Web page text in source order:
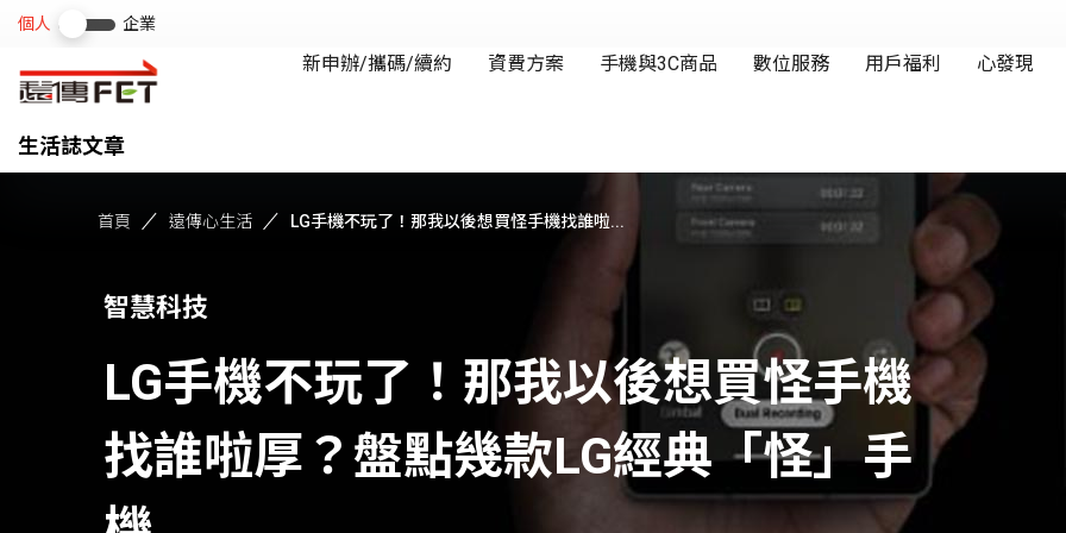
生活誌文章
首頁 遠傳心生活 LG手機不玩了！那我以後想買怪手機找誰啦...
智慧科技
LG手機不玩了！那我以後想買怪手機
找誰啦厚？盤點幾款LG經典「怪」手